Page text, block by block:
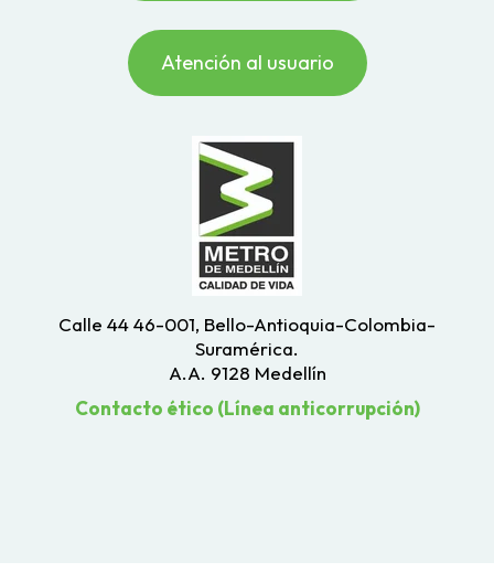
Atención al usuario
Calle 44 46-001, Bello-Antioquia-Colombia-
Suramérica.
A.A. 9128 Medellín
Contacto ético (Línea anticorrupción)